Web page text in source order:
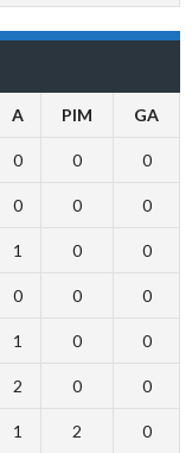
A PIM GA
0 0 0
0 0 0
1 0 0
0 0 0
1 0 0
2 0 0
1 2 0